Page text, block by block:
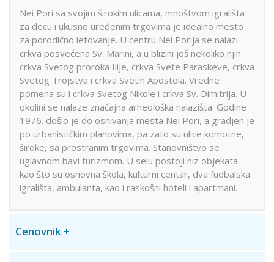
Nei Pori sa svojim širokim ulicama, mnoštvom igrališta
za decu i ukusno uređenim trgovima je idealno mesto
za porodično letovanje. U centru Nei Porija se nalazi
crkva posvećena Sv. Marini, a u blizini još nekoliko njih:
crkva Svetog proroka Ilije, crkva Svete Paraskeve, crkva
Svetog Trojstva i crkva Svetih Apostola. Vredne
pomena su i crkva Svetog Nikole i crkva Sv. Dimitrija. U
okolini se nalaze značajna arheološka nalazišta. Godine
1976. došlo je do osnivanja mesta Nei Pori, a gradjen je
po urbanističkim planovima, pa zato su ulice komotne,
široke, sa prostranim trgovima. Stanovništvo se
uglavnom bavi turizmom. U selu postoji niz objekata
kao što su osnovna škola, kulturni centar, dva fudbalska
igrališta, ambulanta, kao i raskošni hoteli i apartmani.
Cenovnik